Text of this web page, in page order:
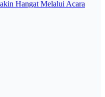
Hangat Melalui Acara